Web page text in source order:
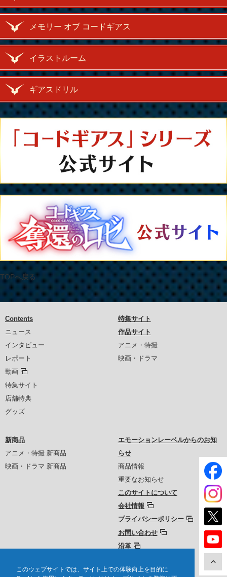
このウェブサイトでは、サイト上での体験向上を目的に
メモリー オブ コードギアス
イラストルーム
ギアスドリル
TOPへ戻る
Contents
ニュース
インタビュー
レポート
動画
特集サイト
店舗特典
グッズ
特集サイト
作品サイト
アニメ・特撮
映画・ドラマ
新商品
アニメ・特撮 新商品
映画・ドラマ 新商品
エモーションレーベルからのお知
らせ
商品情報
重要なお知らせ
このサイトについて
会社情報
プライバシーポリシー
お問い合わせ
沿革